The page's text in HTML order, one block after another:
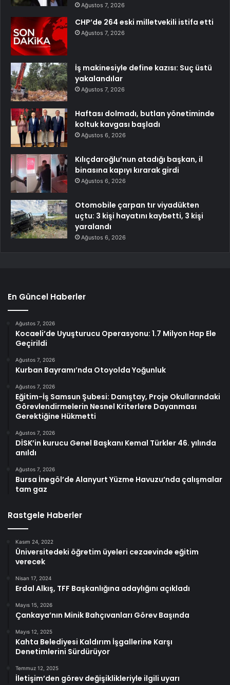
Ağustos 7, 2026
CHP’de 264 eski milletvekili istifa etti
Ağustos 7, 2026
İş makinesiyle define kazısı: Suç üstü
yakalandılar
Ağustos 7, 2026
Haftası dolmadı, butlan yönetiminde
koltuk kavgası başladı
Ağustos 6, 2026
Kılıçdaroğlu’nun atadığı başkan, il
binasına kapıyı kırarak girdi
Ağustos 6, 2026
Otomobile çarpan tır viyadükten
uçtu: 3 kişi hayatını kaybetti, 3 kişi
yaralandı
Ağustos 6, 2026
En Güncel Haberler
Ağustos 7, 2026
Kocaeli’de Uyuşturucu Operasyonu: 1.7 Milyon Hap Ele
Geçirildi
Ağustos 7, 2026
Kurban Bayramı’nda Otoyolda Yoğunluk
Ağustos 7, 2026
Eğitim-İş Samsun Şubesi: Danıştay, Proje Okullarındaki
Görevlendirmelerin Nesnel Kriterlere Dayanması
Gerektiğine Hükmetti
Ağustos 7, 2026
DİSK’in kurucu Genel Başkanı Kemal Türkler 46. yılında
anıldı
Ağustos 7, 2026
Bursa İnegöl’de Alanyurt Yüzme Havuzu’nda çalışmalar
tam gaz
Rastgele Haberler
Kasım 24, 2022
Üniversitedeki öğretim üyeleri cezaevinde eğitim
verecek
Nisan 17, 2024
Erdal Alkış, TFF Başkanlığına adaylığını açıkladı
Mayıs 15, 2026
Çankaya’nın Minik Bahçıvanları Görev Başında
Mayıs 12, 2025
Kahta Belediyesi Kaldırım İşgallerine Karşı
Denetimlerini Sürdürüyor
Temmuz 12, 2025
İletişim’den görev değişiklikleriyle ilgili uyarı